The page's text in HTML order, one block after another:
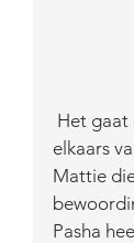
elkaars
Mattie
Pasha